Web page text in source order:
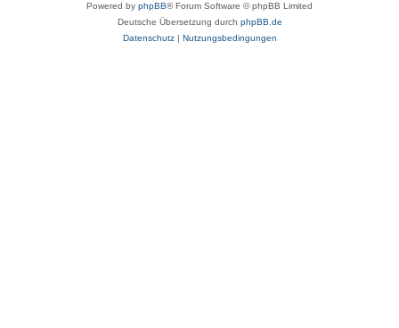
Powered by phpBB® Forum Software © phpBB Limited
Deutsche Übersetzung durch phpBB.de
Datenschutz| Nutzungsbedingungen